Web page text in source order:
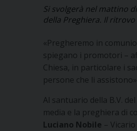
Si svolgerà nel mattino
della Preghiera. Il ritrovo
«Pregheremo in
spiegano i promotori –
Chiesa, in particolare i
persone che li
Al santuario della B.V.
media e la preghiera di
Luciano Nobile –